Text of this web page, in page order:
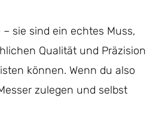
sie sind ein echtes Muss,
Qualität und Präzision
können. Wenn du also
zulegen und selbst